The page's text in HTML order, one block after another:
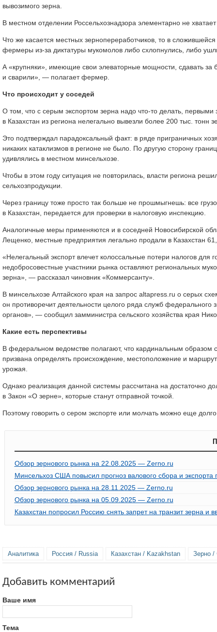
вывозимого зерна.
В местном отделении Россельхознадзора элементарно не хватает
Что же касается местных зернопереработчиков, то в
фермеры из-за диктатуры мукомолов либо схлопнулись, либо
А «крупняки», имеющие свои элеваторные мощности, сдавать за
и сварили», — полагает фермер.
Что происходит у соседей
О том, что с серым экспортом зерна надо что-то делать,
в Казахстан из региона нелегально вывезли более 200 тыс. тонн
Это подтверждал парадоксальный факт: в ряде приграничных
никаких катаклизмов в регионе не было. По другую сторону
удивлялись в местном минсельхозе.
Чтобы в этом году ситуация не повторилась, власти региона
сельхозпродукции.
Через границу тоже просто так больше не прошмыгнешь: все
в Казахстан, передается для проверки в налоговую инспекцию.
Аналогичные меры применяются и в соседней Новосибирской
Лещенко, местные предприятия легально продали в Казахстан
«Нелегальный экспорт влечет колоссальные потери налогов
недобросовестные участники рынка оставляют региональных
зерна», — рассказал чиновник «Коммерсанту».
В минсельхозе Алтайского края на запрос altapress.ru о серых
он противоречит деятельности целого ряда служб
органов», — сообщил замминистра сельского хозяйства края
Какие есть перспективы
В федеральном ведомстве полагают, что кардинальным
призвана определять происхождение, местоположение и
урожая.
Однако реализация данной системы рассчитана на достаточно
в Закон «О зерне», которые станут отправной точкой.
Поэтому говорить о сером экспорте или молчать можно еще
Обзор зернового рынка на 22.08.2025 — Zerno.ru
Минсельхоз США повысил прогноз валового сбора и
Обзор зернового рынка на 28.11.2025 — Zerno.ru
Обзор зернового рынка на 05.09.2025 — Zerno.ru
Казахстан попросил Россию снять запрет на транзит зерна и
Аналитика Россия / Russia Казахстан / Kazakhstan Зерно /
Добавить комментарий
Ваше имя
Тема